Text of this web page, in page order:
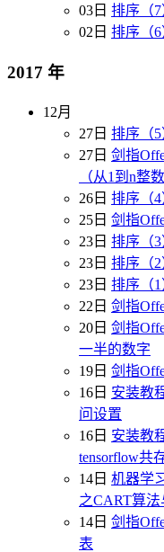
03日 排序（
02日 排序（
2017 年
12月
27日 排序（
27日 剑指
（从1到n整
26日 排序（
25日 剑指
23日 排序（
23日 排序（
23日 排序（
22日 剑指
20日 剑指
一半的数字
19日 剑指
16日 安装教
问设置
16日 安装教
tensorflow共
14日 机器学
之CART算
14日 剑指
表